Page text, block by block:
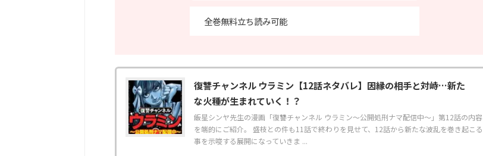
全巻無料立ち読み可能
復讐チャンネル ウラミン【12話ネタバレ】因縁の相手と対峙…新た
な火種が生まれていく！？
飯星シンヤ先生の漫画「復讐チャンネル ウラミン～公開処刑ナマ配信中～」第12話の内容
を端的にご紹介。 盛枝との件も11話で終わりを見せて、12話から新たな波乱を巻き起こる
事を示唆する展開になっていきま ...